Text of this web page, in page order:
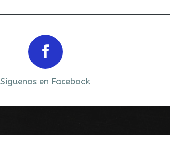
Siguenos en Facebook